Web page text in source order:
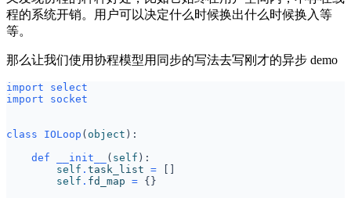
程的系统开销。用户可以决定什么时候换出什么时候换入等
等。
那么让我们使用协程模型用同步的写法去写刚才的异步 demo
import
select
import
socket
class IOLoop ( object ):
def
__init__ ( self ):
self . task_list =
self . fd_map = {}